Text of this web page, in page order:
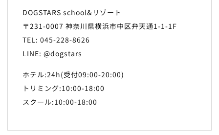
DOGSTARS school&リゾート
〒231-0007 神奈川県横浜市中区弁天通1-1-1F
TEL: 045-228-8626
LINE: @dogstars
ホテル:24h(受付09:00-20:00)
トリミング:10:00-18:00
スクール:10:00-18:00